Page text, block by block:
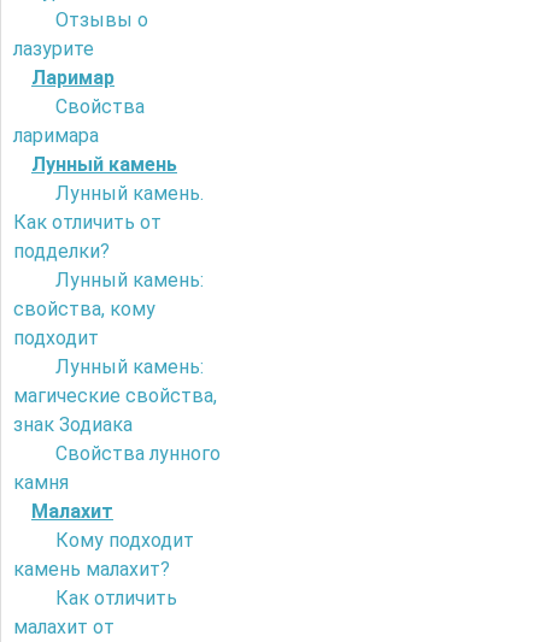
Отзывы о
лазурите
Ларимар
Свойства
ларимара
Лунный камень
Лунный камень.
Как отличить от
подделки?
Лунный камень:
свойства, кому
подходит
Лунный камень:
магические свойства,
знак Зодиака
Свойства лунного
камня
Малахит
Кому подходит
камень малахит?
Как отличить
малахит от